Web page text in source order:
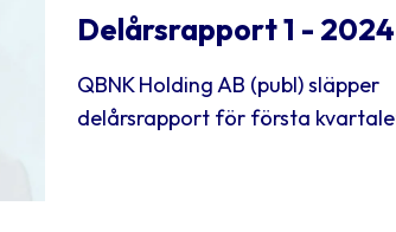
Delårsrapport 1 - 2024
QBNK Holding AB (publ) släpper
delårsrapport för första